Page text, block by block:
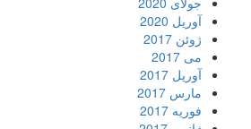
آوریل 2020
ژوئن 2017
می 2017
آوریل 2017
مارس 2017
فوریه 2017